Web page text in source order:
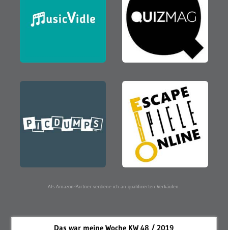
Als Amazon-Partner verdiene ich an qualifizierten Verkäufen.
Das war meine Woche KW 48 / 2019